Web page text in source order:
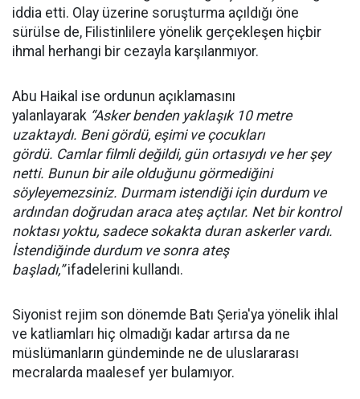
iddia etti. Olay üzerine soruşturma açıldığı öne
sürülse de, Filistinlilere yönelik gerçekleşen hiçbir
ihmal herhangi bir cezayla karşılanmıyor.
Abu Haikal ise ordunun açıklamasını
yalanlayarak “Asker benden yaklaşık 10 metre
uzaktaydı. Beni gördü, eşimi ve çocukları
gördü. Camlar filmli değildi, gün ortasıydı ve her şey
netti. Bunun bir aile olduğunu görmediğini
söyleyemezsiniz. Durmam istendiği için durdum ve
ardından doğrudan araca ateş açtılar. Net bir kontrol
noktası yoktu, sadece sokakta duran askerler vardı.
İstendiğinde durdum ve sonra ateş
başladı,”ifadelerini kullandı.
Siyonist rejim son dönemde Batı Şeria'ya yönelik ihlal
ve katliamları hiç olmadığı kadar artırsa da ne
müslümanların gündeminde ne de uluslararası
mecralarda maalesef yer bulamıyor.